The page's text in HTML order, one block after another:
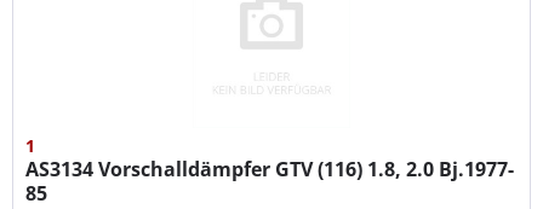
1
AS3134Vorschalldämpfer GTV (116) 1.8, 2.0 Bj.1977-
85